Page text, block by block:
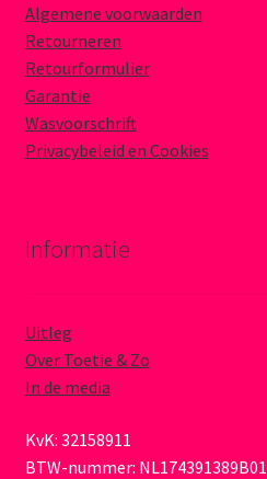
Algemene voorwaarden
Retourneren
Retourformulier
Garantie
Wasvoorschrift
Privacybeleid en Cookies
Informatie
Uitleg
Over Toetie & Zo
In de media
KvK: 32158911
BTW-nummer: NL174391389B01